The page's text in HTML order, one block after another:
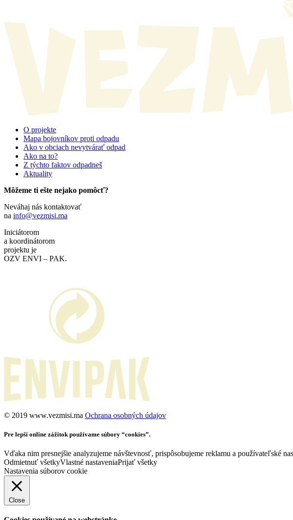
O projekte
Mapa bojovníkov proti odpadu
Ako v obciach nevytvárať odpad
Ako na to?
Z týchto faktov odpadneš
Aktuality
Môžeme ti ešte nejako pomôcť?
Neváhaj nás kontaktovať
na info@vezmisi.ma
Iniciátorom
a koordinátorom
projektu je
OZV ENVI – PAK.
©️ 2019 www.vezmisi.ma Ochrana osobných údajov
Pre lepší online zážitok používame súbory “cookies”.
Vďaka nim presnejšie analyzujeme návštevnosť, prispôsobujeme reklamu a používateľské
Odmietnuť všetkyVlastné nastaveniaPrijať všetky
Nastavenia súborov cookie
Close